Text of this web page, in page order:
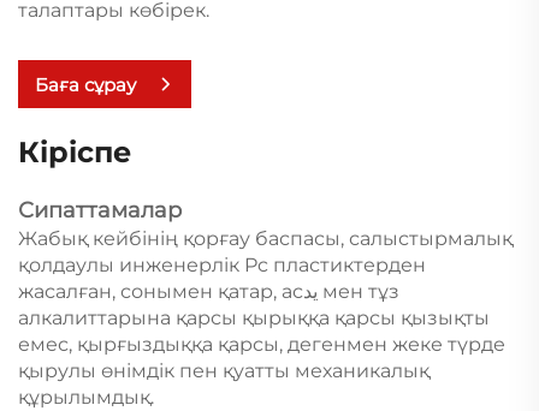
талаптары көбірек.
Баға сұрау
Кіріспе
Сипаттамалар
Жабық кейбінің қорғау баспасы, салыстырмалық
қолдаулы инженерлік Pc пластиктерден
жасалған, сонымен қатар, асید мен тұз
алкалиттарына қарсы қырыққа қарсы қызықты
емес, қырғыздыққа қарсы, дегенмен жеке түрде
қырулы өнімдік пен қуатты механикалық
құрылымдық.